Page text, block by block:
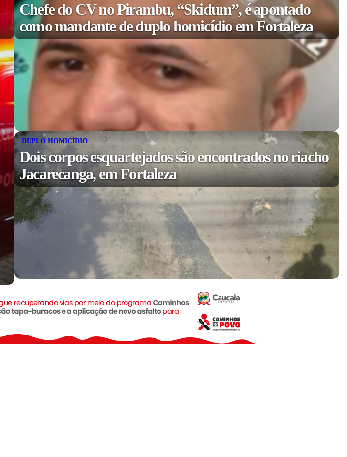
Chefe do CV no Pirambu, “Skidum”, é apontado
como mandante de duplo homicídio em Fortaleza
DUPLO HOMICÍDIO
Dois corpos esquartejados são encontrados no riacho
Jacarecanga, em Fortaleza